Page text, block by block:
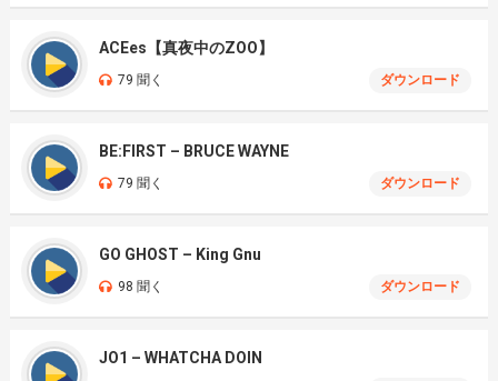
ACEes【真夜中のZOO】
79 聞く ダウンロード
BE:FIRST – BRUCE WAYNE
79 聞く ダウンロード
GO GHOST – King Gnu
98 聞く ダウンロード
JO1 – WHATCHA DOIN